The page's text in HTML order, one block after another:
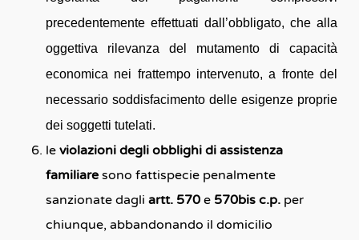
precedentemente effettuati dall’obbligato, che alla
oggettiva rilevanza del mutamento di capacità
economica nei frattempo intervenuto, a fronte del
necessario soddisfacimento delle esigenze proprie
dei soggetti tutelati.
le violazioni degli obblighi di assistenza
familiare sono fattispecie penalmente
sanzionate dagli artt. 570e 570bis c.p.per
chiunque, abbandonando il domicilio